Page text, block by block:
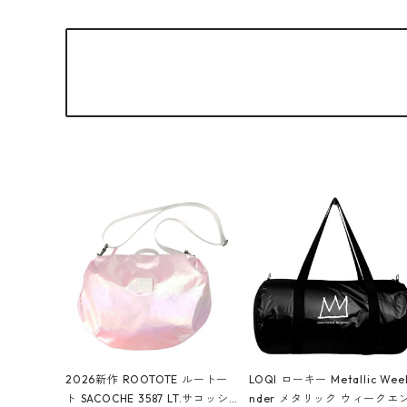
2026新作 ROOTOTE ルートー
ト SACOCHE 3587 LT.サコッシ
LOQI ローキー Metallic
nder メタリック ウィークエ